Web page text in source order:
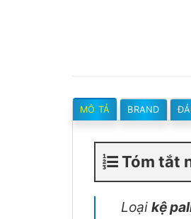
MÔ TẢ BRAND
Tóm tắt
Loại kệ